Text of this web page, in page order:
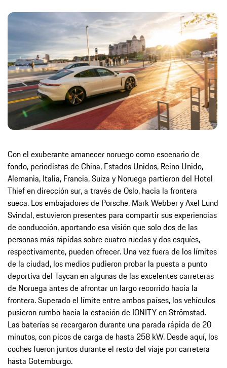
Con el exuberante amanecer noruego como escenario de
fondo, periodistas de China, Estados Unidos, Reino Unido,
Alemania, Italia, Francia, Suiza y Noruega partieron del Hotel
Thief en dirección sur, a través de Oslo, hacia la frontera
sueca. Los embajadores de Porsche, Mark Webber y Axel Lund
Svindal, estuvieron presentes para compartir sus experiencias
de conducción, aportando esa visión que solo dos de las
personas más rápidas sobre cuatro ruedas y dos esquíes,
respectivamente, pueden ofrecer. Una vez fuera de los límites
de la ciudad, los medios pudieron probar la puesta a punto
deportiva del Taycan en algunas de las excelentes carreteras
de Noruega antes de afrontar un largo recorrido hacia la
frontera. Superado el límite entre ambos países, los vehículos
pusieron rumbo hacia la estación de IONITY en Strömstad.
Las baterías se recargaron durante una parada rápida de 20
minutos, con picos de carga de hasta 258 kW. Desde aquí, los
coches fueron juntos durante el resto del viaje por carretera
hasta Gotemburgo.